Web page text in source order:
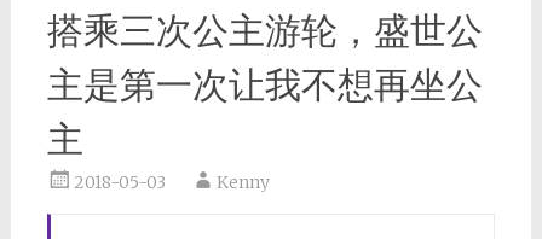
搭乘三次公主游轮，盛世公
主是第一次让我不想再坐公
主
2018-05-03 Kenny